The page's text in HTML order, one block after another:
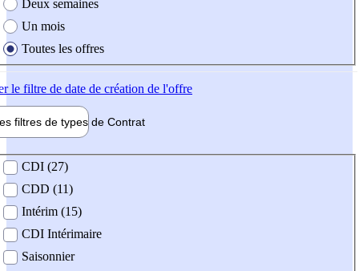
Deux semaines
Un mois
Toutes les offres
le filtre de date de création de l'offre
filtres de types de Contrat
contrat
CDI (27)
CDD (11)
Intérim (15)
CDI Intérimaire
Saisonnier